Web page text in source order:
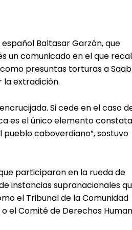
Baltasar Garzón, que
un comunicado en el que
presuntas torturas a
la extradición.
Si cede en el caso
es el único elemento
caboverdiano”, sostuvo
participaron en la rueda de
instancias supranacionales
el Tribunal de la Comunidad
el Comité de Derechos